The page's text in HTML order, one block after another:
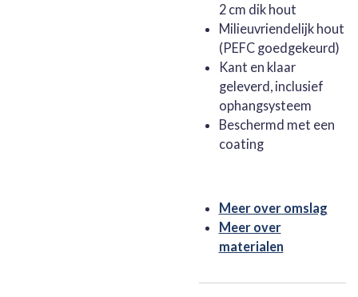
2 cm dik hout
Milieuvriendelijk hout
(PEFC goedgekeurd)
Kant en klaar
geleverd, inclusief
ophangsysteem
Beschermd met een
coating
Meer over omslag
Meer over
materialen